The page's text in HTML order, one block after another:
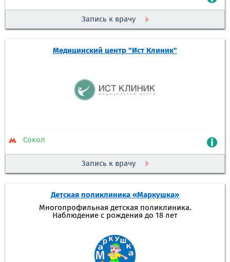
Запись к врачу
Медицинский центр "Ист Клиник"
Сокол
Запись к врачу
Детская поликлиника «Маркушка»
Многопрофильная детская поликлиника.
Наблюдение с рождения до 18 лет